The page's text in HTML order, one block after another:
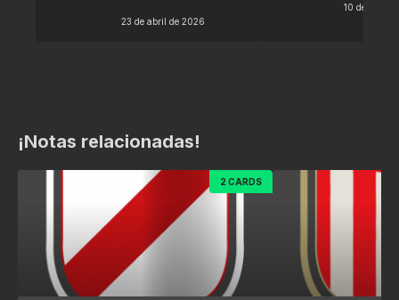
23 de abril de 2026
10 de abril
¡Notas relacionadas!
2 CARDS